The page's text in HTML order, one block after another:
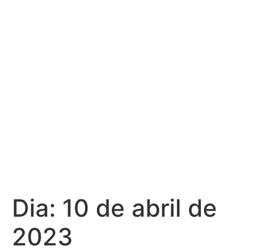
Dia: 10 de abril de
2023